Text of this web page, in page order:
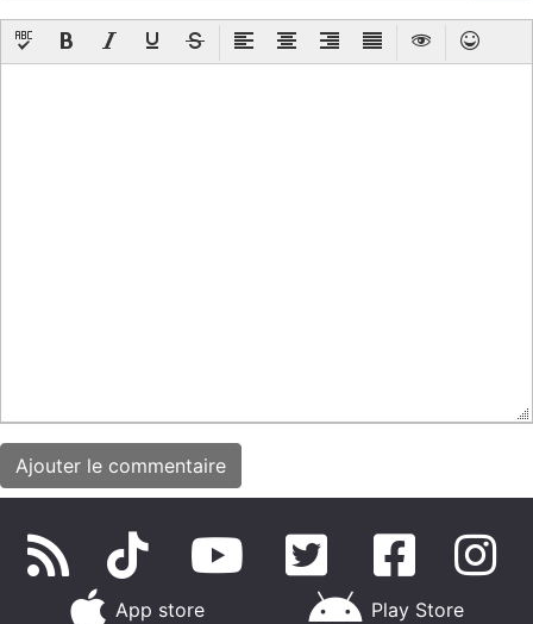
App store Play Store